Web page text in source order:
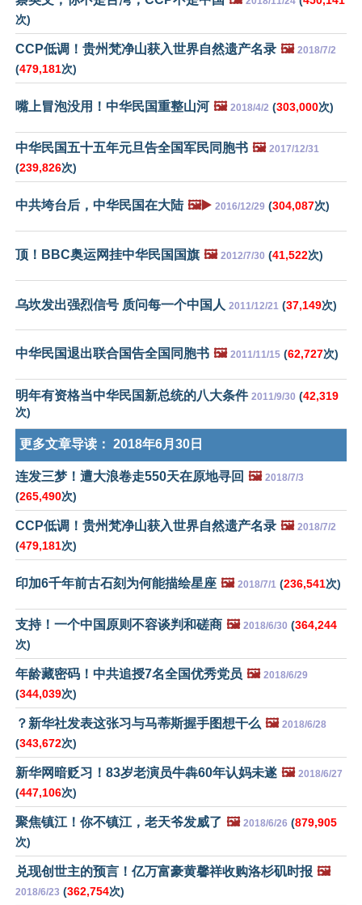
次)
CCP低调！贵州梵净山获入世界自然遗产名录 🖼️ 2018/7/2
(479,181次)
嘴上冒泡没用！中华民国重整山河 🖼️ 2018/4/2 (303,000次)
中华民国五十五年元旦告全国军民同胞书 🖼️ 2017/12/31
(239,826次)
中共垮台后，中华民国在大陆 🖼️▶️ 2016/12/29 (304,087次)
顶！BBC奥运网挂中华民国国旗 🖼️ 2012/7/30 (41,522次)
乌坎发出强烈信号 质问每一个中国人 2011/12/21 (37,149次)
中华民国退出联合国告全国同胞书 🖼️ 2011/11/15 (62,727次)
明年有资格当中华民国新总统的八大条件 2011/9/30 (42,319
次)
更多文章导读： 2018年6月30日
连发三梦！遭大浪卷走550天在原地寻回 🖼️ 2018/7/3
(265,490次)
CCP低调！贵州梵净山获入世界自然遗产名录 🖼️ 2018/7/2
(479,181次)
印加6千年前古石刻为何能描绘星座 🖼️ 2018/7/1 (236,541次)
支持！一个中国原则不容谈判和磋商 🖼️ 2018/6/30 (364,244
次)
年龄藏密码！中共追授7名全国优秀党员 🖼️ 2018/6/29
(344,039次)
？新华社发表这张习与马蒂斯握手图想干么 🖼️ 2018/6/28
(343,672次)
新华网暗贬习！83岁老演员牛犇60年认妈未遂 🖼️ 2018/6/27
(447,106次)
聚焦镇江！你不镇江，老天爷发威了 🖼️ 2018/6/26 (879,905
次)
兑现创世主的预言！亿万富豪黄馨祥收购洛杉矶时报 🖼️
2018/6/23 (362,754次)